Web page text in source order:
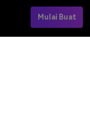
Mulai Buat